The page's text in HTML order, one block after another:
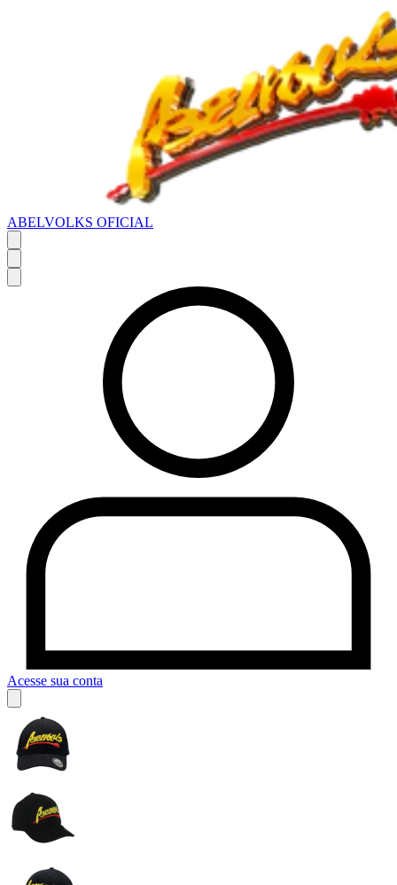
ABELVOLKS OFICIAL
Acesse sua conta